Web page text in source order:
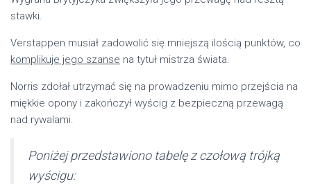
stawki.
Verstappen musiał zadowolić się mniejszą ilością punktów, co
komplikuje jego szanse na tytuł mistrza świata.
Norris zdołał utrzymać się na prowadzeniu mimo przejścia na
miękkie opony i zakończył wyścig z bezpieczną przewagą
nad rywalami.
Poniżej przedstawiono tabelę z czołową trójką
wyścigu: